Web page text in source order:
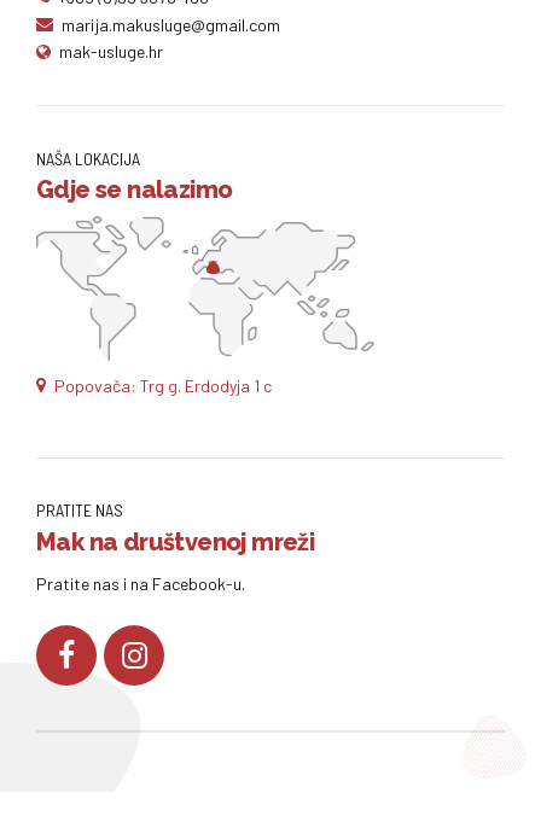
marija.makusluge@gmail.com
mak-usluge.hr
NAŠA LOKACIJA
Gdje se nalazimo
Popovača: Trg g. Erdodyja 1 c
PRATITE NAS
Mak na društvenoj mreži
Pratite nas i na Facebook-u.